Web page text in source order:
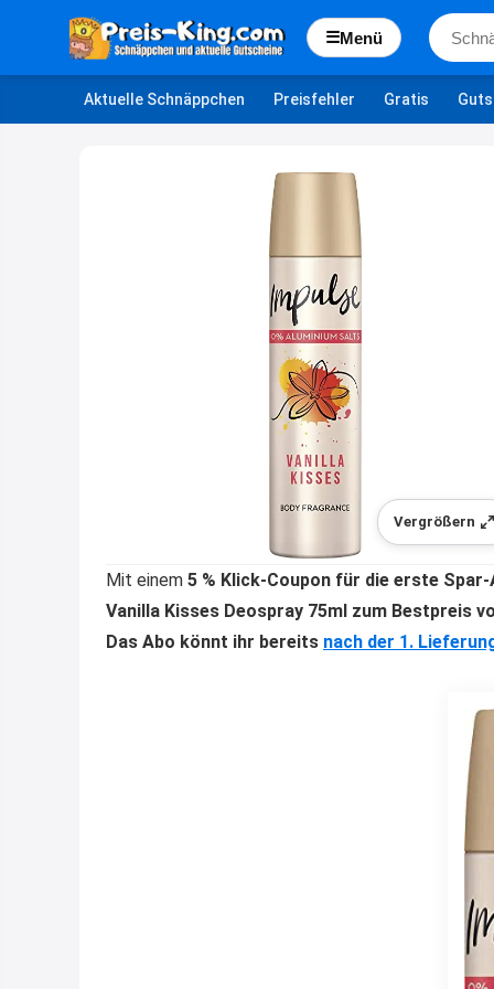
☰Menü
Aktuelle Schnäppchen Preisfehler Gratis
Vergrößern
Mit einem 5 % Klick-Coupon für die erste
Vanilla Kisses Deospray 75ml zum Bestpreis
Das Abo könnt ihr bereits nach der 1.